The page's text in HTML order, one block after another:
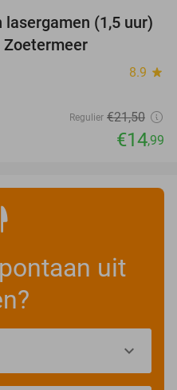
30%
(1,5 uur)
Zoetermeer
8.9 star
Regulier €21,50
€14,99
uit